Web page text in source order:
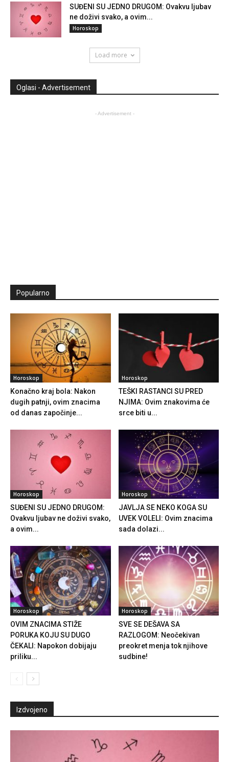
SUĐENI SU JEDNO DRUGOM: Ovakvu ljubav
ne doživi svako, a ovim...
Horoskop
Load more
Oglasi - Advertisement
- Advertisement -
Popularno
Horoskop
Konačno kraj bola: Nakon
dugih patnji, ovim znacima
od danas započinje...
Horoskop
TEŠKI RASTANCI SU PRED
NJIMA: Ovim znakovima će
srce biti u...
Horoskop
SUĐENI SU JEDNO DRUGOM:
Ovakvu ljubav ne doživi svako,
a ovim...
Horoskop
JAVLJA SE NEKO KOGA SU
UVEK VOLELI: Ovim znacima
sada dolazi...
Horoskop
OVIM ZNACIMA STIŽE
PORUKA KOJU SU DUGO
ČEKALI: Napokon dobijaju
priliku...
Horoskop
SVE SE DEŠAVA SA
RAZLOGOM: Neočekivan
preokret menja tok njihove
sudbine!
Izdvojeno